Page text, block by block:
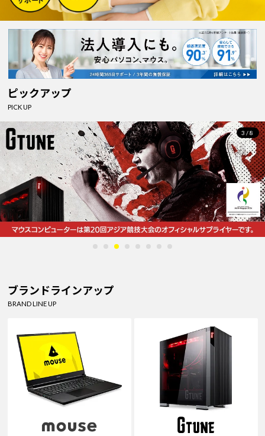
ピックアップ
PICK UP
4/8
ブランドラインアップ
BRAND LINE UP